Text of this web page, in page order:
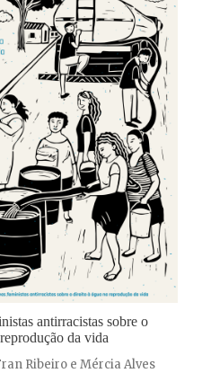
antirracistas sobre o
da vida
Ribeiro e Mércia Alves